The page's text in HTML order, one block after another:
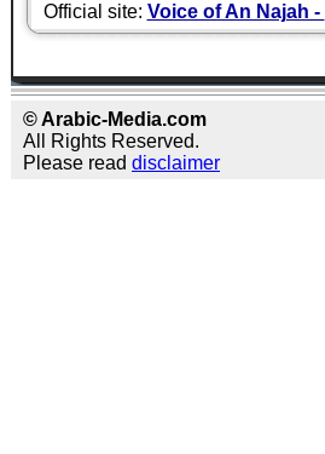
Official site:
© Arabic-Media.com
All Rights Reserved.
Please read disclaimer